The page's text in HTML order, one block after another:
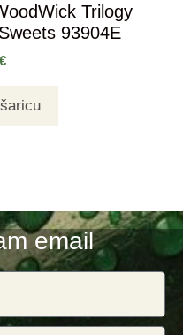
Trilogy
93904E
€
email